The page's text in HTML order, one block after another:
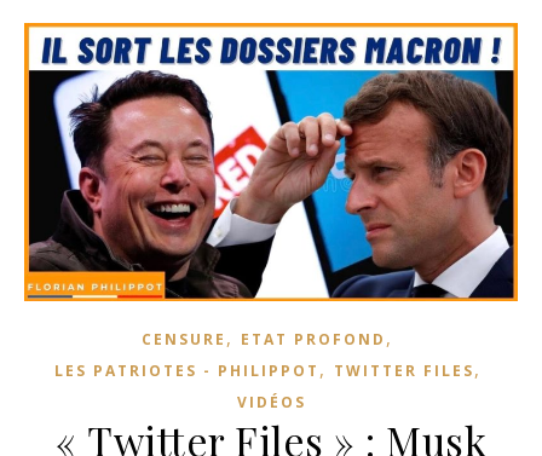
CENSURE , ETAT PROFOND ,
LES PATRIOTES - PHILIPPOT , TWITTER FILES,
VIDÉOS
« Twitter Files » : Musk